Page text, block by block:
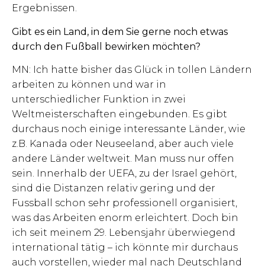
Ergebnissen.
Gibt es ein Land, in dem Sie gerne noch etwas
durch den Fußball bewirken möchten?
MN: Ich hatte bisher das Glück in tollen Ländern
arbeiten zu können und war in
unterschiedlicher Funktion in zwei
Weltmeisterschaften eingebunden. Es gibt
durchaus noch einige interessante Länder, wie
z.B. Kanada oder Neuseeland, aber auch viele
andere Länder weltweit. Man muss nur offen
sein. Innerhalb der UEFA, zu der Israel gehört,
sind die Distanzen relativ gering und der
Fussball schon sehr professionell organisiert,
was das Arbeiten enorm erleichtert. Doch bin
ich seit meinem 29. Lebensjahr überwiegend
international tätig – ich könnte mir durchaus
auch vorstellen, wieder mal nach Deutschland